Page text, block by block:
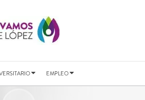
EMPLEO